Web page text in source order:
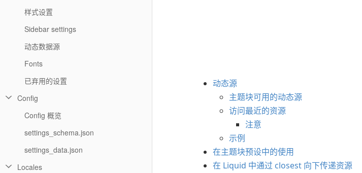
动态源
主题块可用的动态源
访问最近的资源
注意
示例
在主题块预设中的使用
在 Liquid 中通过 closest 向下传递资源
样式设置
Sidebar settings
动态数据源
Fonts
已弃用的设置
Config
Config 概览
settings_schema.json
settings_data.json
Locales